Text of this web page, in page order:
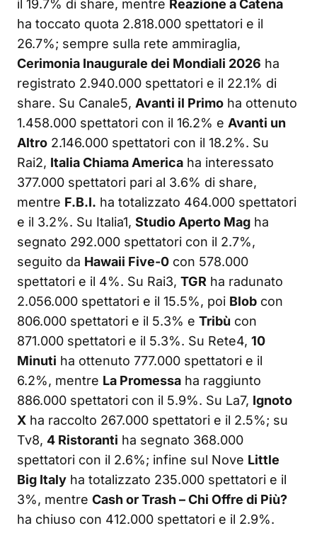
il 19.7% di share, mentre Reazione a Catena
ha toccato quota 2.818.000 spettatori e il
26.7%; sempre sulla rete ammiraglia,
Cerimonia Inaugurale dei Mondiali 2026 ha
registrato 2.940.000 spettatori e il 22.1% di
share. Su Canale5, Avanti il Primo ha ottenuto
1.458.000 spettatori con il 16.2% e Avanti un
Altro 2.146.000 spettatori con il 18.2%. Su
Rai2, Italia Chiama America ha interessato
377.000 spettatori pari al 3.6% di share,
mentre F.B.I. ha totalizzato 464.000 spettatori
e il 3.2%. Su Italia1, Studio Aperto Mag ha
segnato 292.000 spettatori con il 2.7%,
seguito da Hawaii Five-0 con 578.000
spettatori e il 4%. Su Rai3, TGR ha radunato
2.056.000 spettatori e il 15.5%, poi Blob con
806.000 spettatori e il 5.3% e Tribù con
871.000 spettatori e il 5.3%. Su Rete4, 10
Minuti ha ottenuto 777.000 spettatori e il
6.2%, mentre La Promessa ha raggiunto
886.000 spettatori con il 5.9%. Su La7, Ignoto
X ha raccolto 267.000 spettatori e il 2.5%; su
Tv8, 4 Ristoranti ha segnato 368.000
spettatori con il 2.6%; infine sul Nove Little
Big Italy ha totalizzato 235.000 spettatori e il
3%, mentre Cash or Trash – Chi Offre di Più?
ha chiuso con 412.000 spettatori e il 2.9%.